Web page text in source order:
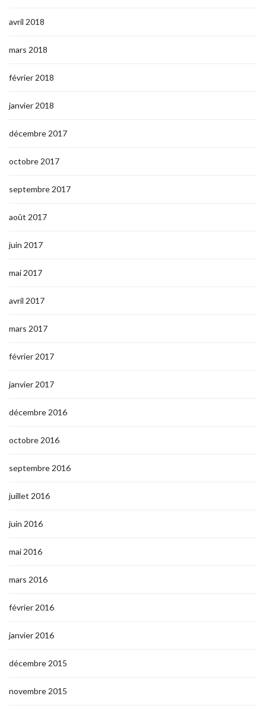
avril 2018
mars 2018
février 2018
janvier 2018
décembre 2017
octobre 2017
septembre 2017
août 2017
juin 2017
mai 2017
avril 2017
mars 2017
février 2017
janvier 2017
décembre 2016
octobre 2016
septembre 2016
juillet 2016
juin 2016
mai 2016
mars 2016
février 2016
janvier 2016
décembre 2015
novembre 2015